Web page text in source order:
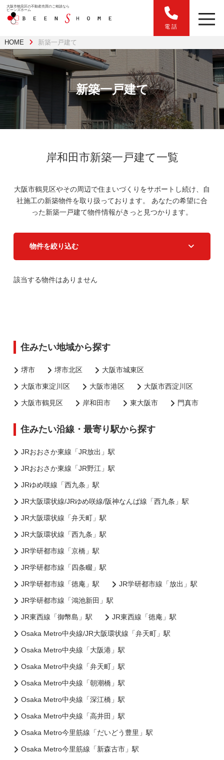
大阪市鶴見区の不動産売買のご相談なら
ビーンズホーム
電話
HOME 新築一戸建て
新築一戸建て
岸和田市新築一戸建て一覧
大阪市鶴見区やその周辺で住まいづくりをサポートし続け、自
社施工の新築物件を取り扱っております。
あなたの希望に合
った新築一戸建て物件情報がきっと見つかります。
物件を絞り込む
該当する物件はありません
住みたい地域から探す
堺市 堺市北区 大阪市城東区
大阪市東淀川区 大阪市港区 大阪市西淀川区
大阪市鶴見区 岸和田市 東大阪市 門真市
住みたい沿線・最寄り駅から探す
JRおおさか東線「JR放出」駅
JRおおさか東線「JR野江」駅
JRゆめ咲線「西九条」駅
JR大阪環状線/JRゆめ咲線/阪神なんば線「西九条」駅
JR大阪環状線「弁天町」駅
JR大阪環状線「西九条」駅
JR学研都市線「京橋」駅
JR学研都市線「四条畷」駅
JR学研都市線「徳庵」駅 JR学研都市線「放出」駅
JR学研都市線「鴻池新田」駅
JR東西線「御幣島」駅 JR東西線「徳庵」駅
Osaka Metro中央線/JR大阪環状線「弁天町」駅
Osaka Metro中央線「大阪港」駅
Osaka Metro中央線「弁天町」駅
Osaka Metro中央線「朝潮橋」駅
Osaka Metro中央線「深江橋」駅
Osaka Metro中央線「高井田」駅
Osaka Metro今里筋線「だいどう豊里」駅
Osaka Metro今里筋線「新森古市」駅